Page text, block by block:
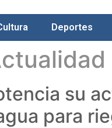
Deportes
su
para